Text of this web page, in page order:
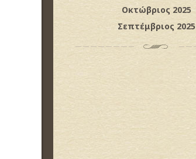
Οκτώβριος 2025
Σεπτέμβριος 2025